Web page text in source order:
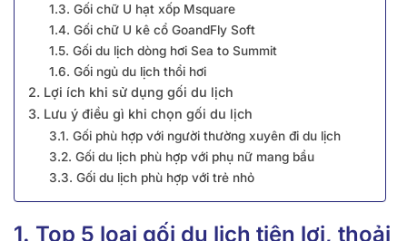
1.3. Gối chữ U hạt xốp Msquare
1.4. Gối chữ U kê cổ GoandFly Soft
1.5. Gối du lịch dòng hơi Sea to Summit
1.6. Gối ngủ du lịch thổi hơi
2. Lợi ích khi sử dụng gối du lịch
3. Lưu ý điều gì khi chọn gối du lịch
3.1. Gối phù hợp với người thường xuyên đi du lịch
3.2. Gối du lịch phù hợp với phụ nữ mang bầu
3.3. Gối du lịch phù hợp với trẻ nhỏ
1. Top 5 loại gối du lịch tiện lợi, thoải